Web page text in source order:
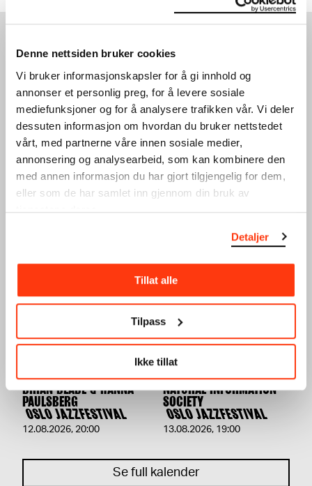
Denne nettsiden bruker cookies
Vi bruker informasjonskapsler for å gi innhold og
annonser et personlig preg, for å levere sosiale
mediefunksjoner og for å analysere trafikken vår. Vi deler
dessuten informasjon om hvordan du bruker nettstedet
vårt, med partnerne våre innen sosiale medier,
annonsering og analysearbeid, som kan kombinere den
med annen informasjon du har gjort tilgjengelig for dem,
eller som de har samlet inn gjennom din bruk av
tjenestene deres.
Detaljer
Tillat alle
Tilpass
Ikke tillat
SE OGSÅ
PAULA REGO, SECRETS & LAG DIN EGEN POPUP-
10:00–15:30
BRIAN BLADE & HANNA
PAULSBERG
OSLO JAZZFESTIVAL
12.08.2026, 20:00
NATURAL INFORMATION
SOCIETY
OSLO JAZZFESTIVAL
13.08.2026, 19:00
Se full kalender